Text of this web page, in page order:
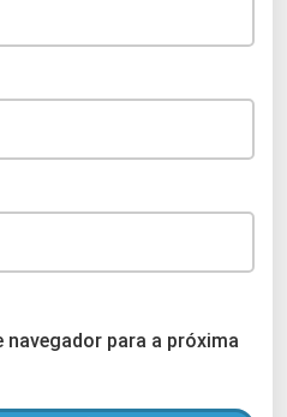
navegador para a próxima